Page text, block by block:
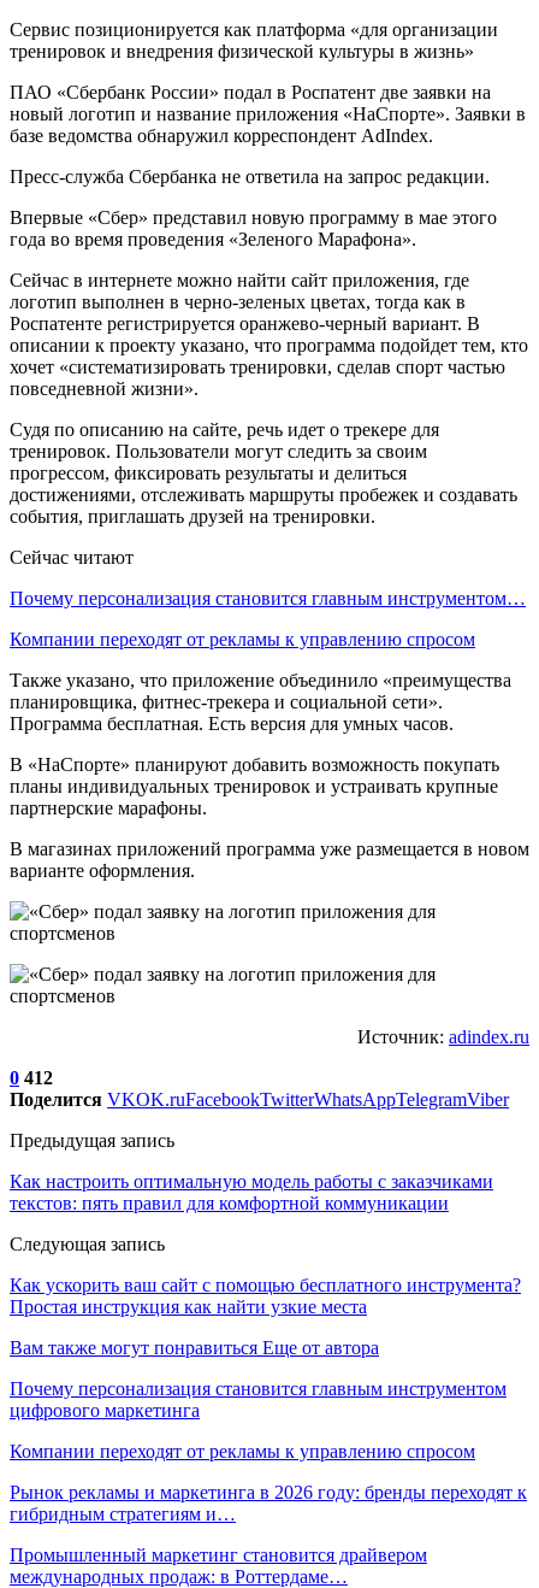
Сервис позиционируется как платформа «для организации
тренировок и внедрения физической культуры в жизнь»
ПАО «Сбербанк России» подал в Роспатент две заявки на
новый логотип и название приложения «НаСпорте». Заявки в
базе ведомства обнаружил корреспондент AdIndex.
Пресс-служба Сбербанка не ответила на запрос редакции.
Впервые «Сбер» представил новую программу в мае этого
года во время проведения «Зеленого Марафона».
Сейчас в интернете можно найти сайт приложения, где
логотип выполнен в черно-зеленых цветах, тогда как в
Роспатенте регистрируется оранжево-черный вариант. В
описании к проекту указано, что программа подойдет тем, кто
хочет «систематизировать тренировки, сделав спорт частью
повседневной жизни».
Судя по описанию на сайте, речь идет о трекере для
тренировок. Пользователи могут следить за своим
прогрессом, фиксировать результаты и делиться
достижениями, отслеживать маршруты пробежек и создавать
события, приглашать друзей на тренировки.
Сейчас читают
Почему персонализация становится главным инструментом…
Компании переходят от рекламы к управлению спросом
Также указано, что приложение объединило «преимущества
планировщика, фитнес-трекера и социальной сети».
Программа бесплатная. Есть версия для умных часов.
В «НаСпорте» планируют добавить возможность покупать
планы индивидуальных тренировок и устраивать крупные
партнерские марафоны.
В магазинах приложений программа уже размещается в новом
варианте оформления.
Источник: adindex.ru
0 412
Поделится VKOK.ruFacebookTwitterWhatsAppTelegramViber
Предыдущая запись
Как настроить оптимальную модель работы с заказчиками
текстов: пять правил для комфортной коммуникации
Следующая запись
Как ускорить ваш сайт с помощью бесплатного инструмента?
Простая инструкция как найти узкие места
Вам также могут понравиться Еще от автора
Почему персонализация становится главным инструментом
цифрового маркетинга
Компании переходят от рекламы к управлению спросом
Рынок рекламы и маркетинга в 2026 году: бренды переходят к
гибридным стратегиям и…
Промышленный маркетинг становится драйвером
международных продаж: в Роттердаме…